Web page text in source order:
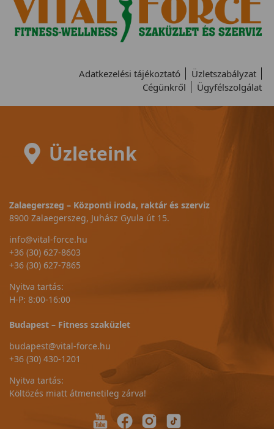
Adatkezelési tájékoztató
Üzletszabályzat
Cégünkről
Ügyfélszolgálat
Üzleteink
Zalaegerszeg – Központi iroda, raktár és szerviz
8900 Zalaegerszeg, Juhász Gyula út 15.
info@vital-force.hu
+36 (30) 627-8603
+36 (30) 627-7865
Nyitva tartás:
H-P: 8:00-16:00
Budapest – Fitness szaküzlet
budapest@vital-force.hu
+36 (30) 430-1201
Nyitva tartás:
Költözés miatt átmenetileg zárva!